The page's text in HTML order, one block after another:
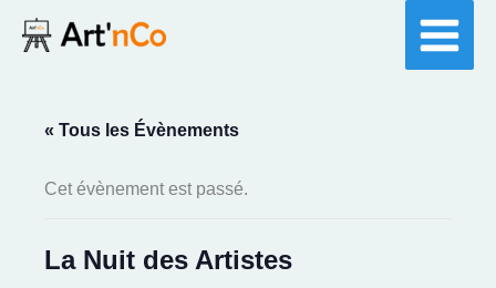
« Tous les Évènements
Cet évènement est passé.
La Nuit des Artistes